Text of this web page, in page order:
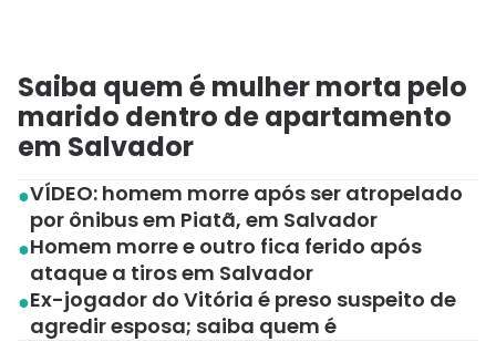
Saiba quem é mulher morta pelo
marido dentro de apartamento
em Salvador
VÍDEO: homem morre após ser atropelado
por ônibus em Piatã, em Salvador
Homem morre e outro fica ferido após
ataque a tiros em Salvador
Ex-jogador do Vitória é preso suspeito de
agredir esposa; saiba quem é